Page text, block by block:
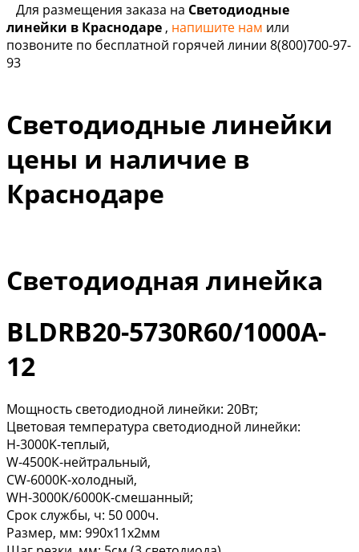
Для размещения заказа на Светодиодные
линейки в Краснодаре , напишите нам или
позвоните по бесплатной горячей линии 8(800)700-97-
93
Светодиодные линейки
цены и наличие в
Краснодаре
Светодиодная линейка
BLDRB20-5730R60/1000A-
12
Мощность светодиодной линейки: 20Вт;
Цветовая температура светодиодной линейки:
H-3000K-теплый,
W-4500К-нейтральный,
CW-6000K-холодный,
WH-3000K/6000K-смешанный;
Срок службы, ч: 50 000ч.
Размер, мм: 990х11х2мм